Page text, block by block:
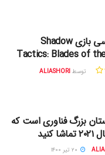
نقد و بررسی بازی Shadow
Tactics: Blades of
توسط ALIASHORI
داستان بزرگ فناوری است که
کنید